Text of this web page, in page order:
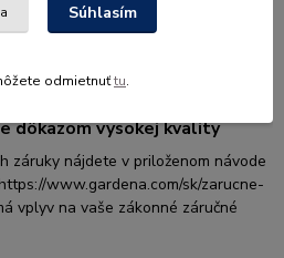
dôkazom vysokej kvality
záruky nájdete v priloženom návode
www.gardena.com/sk/zarucne-
vplyv na vaše zákonné záručné
Súhlasím
odmietnuťtu.